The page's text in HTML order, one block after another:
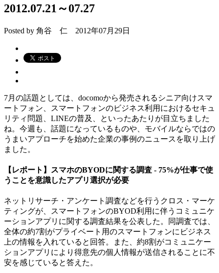
2012.07.21～07.27
Posted by 角谷 仁 2012年07月29日
7月の話題としては、docomoから発売されるシニア向けスマ
ートフォン、スマートフォンのビジネス利用におけるセキュ
リティ問題、LINEの普及、といったあたりが目立ちました
ね。今週も、話題になっているものや、モバイルならではの
うまいアプローチを始めた企業の事例のニュースを取り上げ
ました。
【レポート】スマホのBYODに関する調査 - 75%が仕事で使
うことを意識したアプリ選択が必要
ネットリサーチ・アンケート調査などを行うクロス・マーケ
ティングが、スマートフォンのBYOD利用に伴うコミュニケ
ーションアプリに関する調査結果を公表した。同調査では、
全体の約7割がプライベート用のスマートフォンにビジネス
上の情報を入れていると回答。また、約8割がコミュニケー
ションアプリにより得意先の個人情報が送信されることに不
安を感じていると答えた。